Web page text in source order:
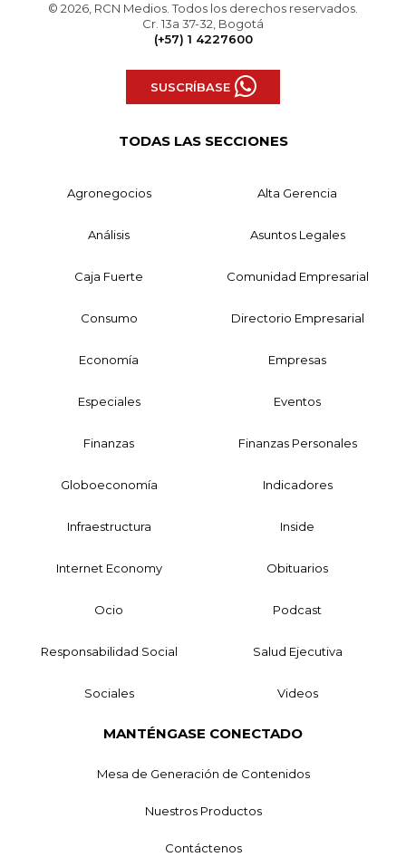
© 2026, RCN Medios. Todos los derechos reservados.
Cr. 13a 37-32, Bogotá
(+57) 1 4227600
SUSCRÍBASE
TODAS LAS SECCIONES
Agronegocios Alta Gerencia
Análisis Asuntos Legales
Caja Fuerte Comunidad Empresarial
Consumo Directorio Empresarial
Economía Empresas
Especiales Eventos
Finanzas Finanzas Personales
Globoeconomía Indicadores
Infraestructura Inside
Internet Economy Obituarios
Ocio Podcast
Responsabilidad Social Salud Ejecutiva
Sociales Videos
MANTÉNGASE CONECTADO
Mesa de Generación de Contenidos
Nuestros Productos
Contáctenos